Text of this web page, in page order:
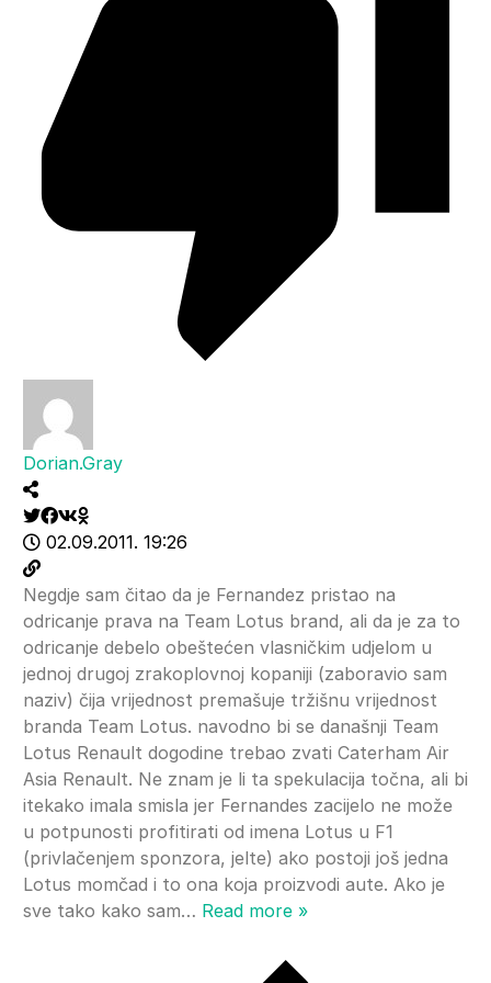
Dorian.Gray
02.09.2011. 19:26
Negdje sam čitao da je Fernandez pristao na
odricanje prava na Team Lotus brand, ali da je za to
odricanje debelo obeštećen vlasničkim udjelom u
jednoj drugoj zrakoplovnoj kopaniji (zaboravio sam
naziv) čija vrijednost premašuje tržišnu vrijednost
branda Team Lotus. navodno bi se današnji Team
Lotus Renault dogodine trebao zvati Caterham Air
Asia Renault. Ne znam je li ta spekulacija točna, ali bi
itekako imala smisla jer Fernandes zacijelo ne može
u potpunosti profitirati od imena Lotus u F1
(privlačenjem sponzora, jelte) ako postoji još jedna
Lotus momčad i to ona koja proizvodi aute. Ako je
sve tako kako sam… Read more »